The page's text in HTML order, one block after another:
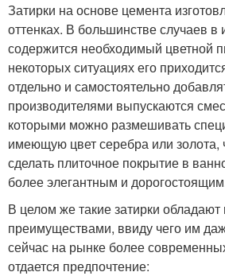
Затирки на основе цемента
оттенках. В большинстве случаев в
содержится необходимый цветной
некоторых ситуациях его
отдельно и самостоятельно
производителями выпускаются
которыми можно размешивать
имеющую цвет серебра или золота,
сделать плиточное покрытие в
более элегантным и
В целом же такие затирки
преимуществами, ввиду чего им
сейчас на рынке более
отдается предпочтение: